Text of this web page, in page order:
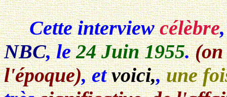
Cette interviewcélèbre
NBC, le24 Juin 1955.
l'époque),etvoici,,une